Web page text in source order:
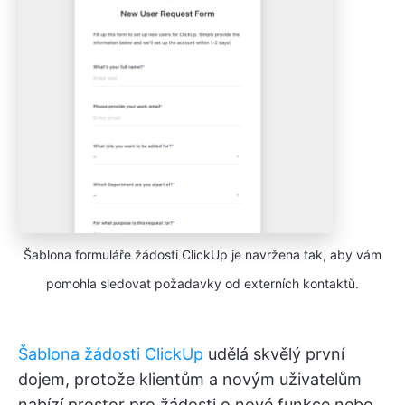
Šablona formuláře žádosti ClickUp je navržena tak, aby vám
pomohla sledovat požadavky od externích kontaktů.
Šablona žádosti ClickUp udělá skvělý první
dojem, protože klientům a novým uživatelům